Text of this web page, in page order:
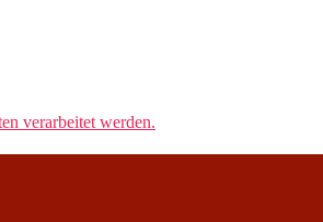
verarbeitet werden.